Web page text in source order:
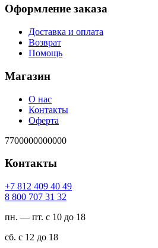
Оформление заказа
Доставка и оплата
Возврат
Помощь
Магазин
О нас
Контакты
Оферта
7700000000000
Контакты
94 04 904 218 7+
23 13 707 008 8
пн. — пт. с 10 до 18
сб. с 12 до 18